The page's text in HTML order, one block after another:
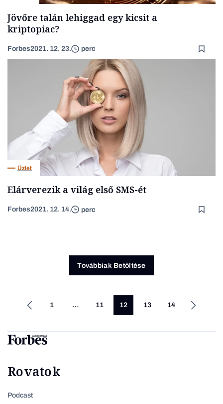
Jövőre talán lehiggad egy kicsit a
kriptopiac?
Forbes2021. 12. 23. perc
Üzlet
Elárverezik a világ első SMS-ét
Forbes2021. 12. 14. perc
Továbbiak Betöltése
1 … 11 12 13 14
Rovatok
Podcast